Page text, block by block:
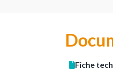
Fiche